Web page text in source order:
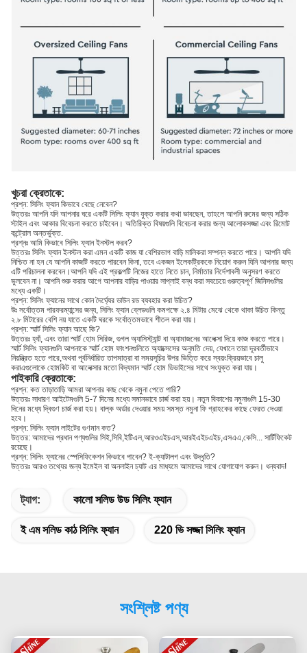
খুচরা ক্রেতাকে:
প্রশ্ন: সিলিং ফ্যান কিভাবে বেছে নেবেন?
উত্তরঃ আপনি যদি আপনার ঘরে একটি সিলিং ফ্যান যুক্ত করার কথা ভাবছেন, তাহলে আপনি রুমের জন্য সঠিক
স্টাইল এবং আকার বিবেচনা করতে চাইবেন। অতিরিক্ত বিষয়গুলি বিবেচনা করার জন্য আলোকসজ্জা এবং রিমোট
কন্ট্রোল অন্তর্ভুক্ত.
প্রশ্নঃ আমি কিভাবে সিলিং ফ্যান ইনস্টল করব?
উত্তরঃ সিলিং ফ্যান ইনস্টল করা এমন একটি কাজ যা বেশিরভাগ বাড়ি মালিকরা সম্পন্ন করতে পারে। আপনি যদি
নিশ্চিত না হন যে আপনি কাজটি করতে পারবেন কিনা, তবে একজন ইলেকট্রিককে নিয়োগ করুন যিনি আপনার জন্য
এটি পরিচালনা করবেন।আপনি যদি এই প্রকল্পটি নিজের হাতে নিতে চান, নির্মাতার নির্দেশাবলী অনুসরণ করতে
ভুলবেন না। আপনি শুরু করার আগে আপনার বাড়ির পাওয়ার সাপ্লাই বন্ধ করা সবচেয়ে গুরুত্বপূর্ণ জিনিসগুলির
মধ্যে একটি।
প্রশ্ন: সিলিং ফ্যানের সাথে কোন দৈর্ঘ্যের ডাউন রড ব্যবহার করা উচিত?
উঃ সর্বোত্তম পারফরম্যান্সের জন্য, সিলিং ফ্যান ব্লেডগুলি কমপক্ষে ২.৪ মিটার মেঝে থেকে থাকা উচিত কিন্তু
২.৮ মিটারের বেশি নয় যাতে একটি ঘরকে সর্বোত্তমভাবে শীতল করা যায়।
প্রশ্ন: স্মার্ট সিলিং ফ্যান আছে কি?
উত্তরঃ হ্যাঁ, এবং তারা স্মার্ট হোম সিরিজ, গুগল অ্যাসিস্ট্যান্ট বা অ্যামাজনের আলেক্সা দিয়ে কাজ করতে পারে।
স্মার্ট সিলিং ফ্যানগুলি আপনাকে স্মার্ট হোম ফাংশনগুলিতে অ্যাক্সেসের অনুমতি দেয়, যেখানে তারা দূরবর্তীভাবে
নিয়ন্ত্রিত হতে পারে,অথবা পূর্বনির্ধারিত তাপমাত্রা বা সময়সূচির উপর ভিত্তি করে স্বয়ংক্রিয়ভাবে চালু
করাএগুলোকে হোমকিট বা আলেক্সার মতো বিদ্যমান স্মার্ট হোম ডিভাইসের সাথে সংযুক্ত করা যায়।
পাইকারি ক্রেতাকে:
প্রশ্ন: কত তাড়াতাড়ি আমরা আপনার কাছ থেকে নমুনা পেতে পারি?
উত্তরঃ সাধারণ আইটেমগুলি 5-7 দিনের মধ্যে সমানভাবে চার্জ করা হয়। নতুন বিকাশের নমুনাগুলি 15-30
দিনের মধ্যে দ্বিগুণ চার্জ করা হয়। বাল্ক অর্ডার দেওয়ার সময় সমস্ত নমুনা ফি গ্রাহকের কাছে ফেরত দেওয়া
হবে।
প্রশ্ন: সিলিং ফ্যান লাইটের গুণমান কত?
উত্তর: আমাদের প্রধান পণ্যগুলির সিই,সিবি,ইটিএল,আরওএইচএস,আরইএইচএইচ,এসএএ,কেসি... সার্টিফিকেট
রয়েছে।
প্রশ্ন: সিলিং ফ্যানের স্পেসিফিকেশন কিভাবে পাবেন? ই-ক্যাটালগ এবং উদ্ধৃতি?
উত্তরঃ আরও তথ্যের জন্য ইমেইল বা অনলাইন চ্যাট এর মাধ্যমে আমাদের সাথে যোগাযোগ করুন। ধন্যবাদ!
ট্যাগ: কালো সলিড উড সিলিং ফ্যান
ই এম সলিড কাঠ সিলিং ফ্যান 220 ভি সজ্জা সিলিং ফ্যান
সংশ্লিষ্ট পণ্য